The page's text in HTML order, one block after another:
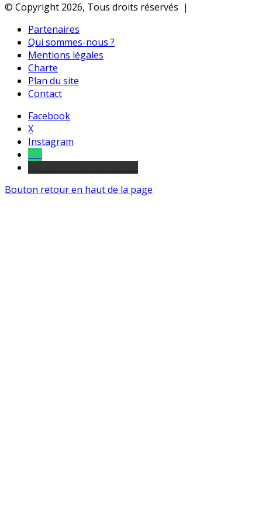
© Copyright 2026, Tous droits réservés |
Partenaires
Qui sommes-nous ?
Mentions légales
Charte
Plan du site
Contact
Facebook
X
Instagram
Bouton retour en haut de la page